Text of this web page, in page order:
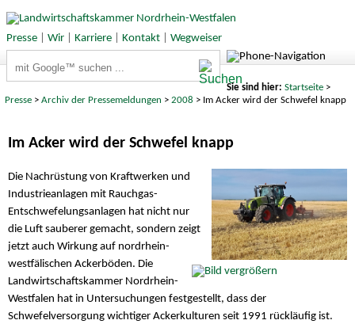
Presse| Wir| Karriere| Kontakt| Wegweiser
Sie sind hier: Startseite>
Presse >Archiv der Pressemeldungen > 2008 > Im Acker wird der Schwefel knapp
Im Acker wird der Schwefel knapp
Die Nachrüstung von Kraftwerken und
Industrieanlagen mit Rauchgas-
Entschwefelungsanlagen hat nicht nur
die Luft sauberer gemacht, sondern zeigt
jetzt auch Wirkung auf nordrhein-
westfälischen Ackerböden. Die
Landwirtschaftskammer Nordrhein-
Westfalen hat in Untersuchungen festgestellt, dass der
Schwefelversorgung wichtiger Ackerkulturen seit 1991 rückläufig ist.